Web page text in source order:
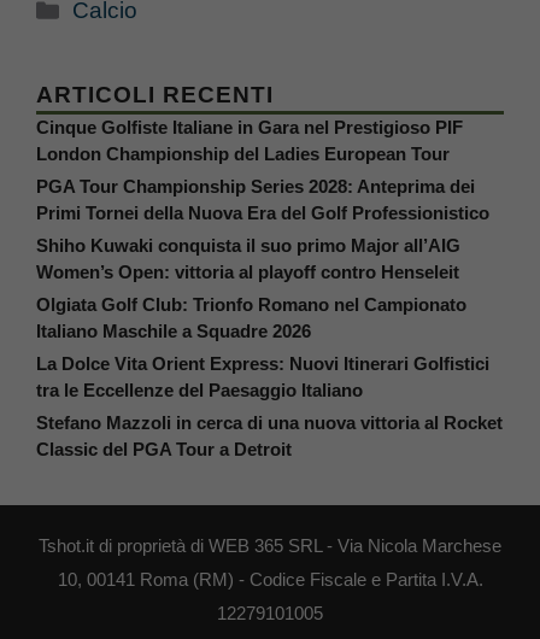
Categorie
Calcio
ARTICOLI RECENTI
Cinque Golfiste Italiane in Gara nel Prestigioso PIF
London Championship del Ladies European Tour
PGA Tour Championship Series 2028: Anteprima dei
Primi Tornei della Nuova Era del Golf Professionistico
Shiho Kuwaki conquista il suo primo Major all’AIG
Women’s Open: vittoria al playoff contro Henseleit
Olgiata Golf Club: Trionfo Romano nel Campionato
Italiano Maschile a Squadre 2026
La Dolce Vita Orient Express: Nuovi Itinerari Golfistici
tra le Eccellenze del Paesaggio Italiano
Stefano Mazzoli in cerca di una nuova vittoria al Rocket
Classic del PGA Tour a Detroit
Tshot.it di proprietà di WEB 365 SRL - Via Nicola Marchese
10, 00141 Roma (RM) - Codice Fiscale e Partita I.V.A.
12279101005